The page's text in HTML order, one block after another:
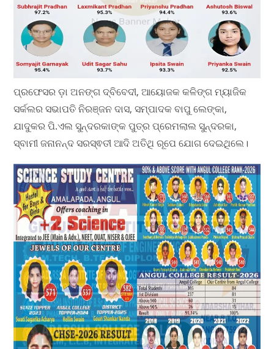
ପ୍ରଫେସର ଡ଼ା ଅନଙ୍ଗ ଦ୍ବିବେଦୀ, ଆୟୋଜକ କଳିଙ୍ଗ ମ୍ୟାଜିକ
ସର୍କଲର ସଭାପତି ନିରଞ୍ଜନ ଦାସ, ସମ୍ପାଦକ ବାପୁ ଲେଙ୍କା,
ଯାଦୁକର ପି.ଏଲ ସୁନ୍ଦରକାଙ୍କ ପୁତ୍ର ପ୍ରେମଲାଲ ସୁନ୍ଦରକା,
ସ୍ବାମୀ ଜନାନନ୍ଦ ସରସ୍ଵତୀ ଆଦି ଅତିଥି ରୂପେ ଯୋଗ ଦେଇଥିଲେ।